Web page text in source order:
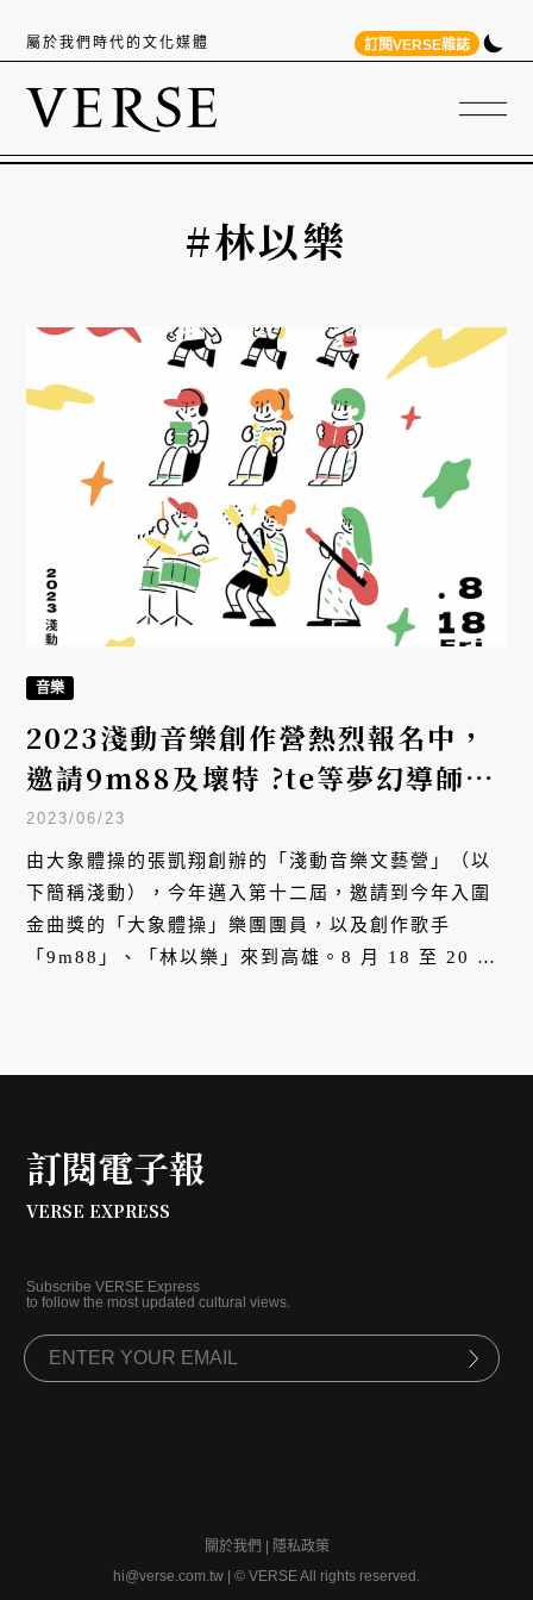
屬於我們時代的文化媒體 訂閱VERSE雜誌
#林以樂
音樂
2023淺動音樂創作營熱烈報名中，
邀請9m88及壞特 ?te等夢幻導師一
同帶領學員創作成長！
2023/06/23
由大象體操的張凱翔創辦的「淺動音樂文藝營」（以
下簡稱淺動），今年邁入第十二屆，邀請到今年入圍
金曲獎的「大象體操」樂團團員，以及創作歌手
「9m88」、「林以樂」來到高雄。8 月 18 至 20 日
訂閱電子報
VERSE EXPRESS
Subscribe VERSE Express
to follow the most updated cultural views.
關於我們
隱私政策
hi@verse.com.tw
© VERSE All rights reserved.